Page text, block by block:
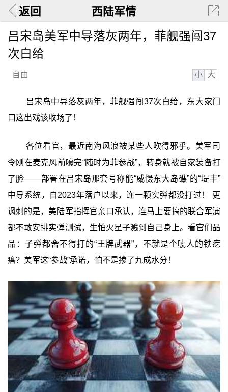
返回 西陆军情
吕宋岛美军中导落灰两年，菲舰强闯37
次白给
自由 小 大
吕宋岛中导落灰两年，菲舰强闯37次白给，东大家门
口这出戏该收场了！
各位看官，最近南海风浪被某些人吹得邪乎。美军司
令刚在麦克风前嚎完“随时为菲参战”，转身就被自家装备打
了脸——部署在吕宋岛那套号称能“威慑东大岛礁”的“堤丰”
中导系统，自2023年落户以来，连一颗实弹都没打过！ 更
讽刺的是，美陆军指挥官亲口承认，连马上要搞的联合军演
都不敢安排实弹测试，生怕火星子溅到自己身上。看官们品
品：子弹都舍不得打的“王牌武器”，不就是个唬人的铁疙
瘩？美军这“参战”承诺，怕不是掺了九成水分！